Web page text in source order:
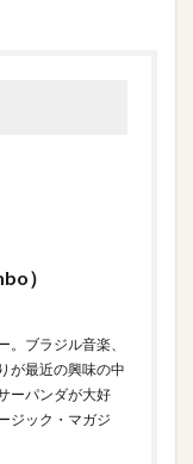
）
ブラジル音楽、
が最近の興味の中
ーパンダが大好
ジック・マガジ